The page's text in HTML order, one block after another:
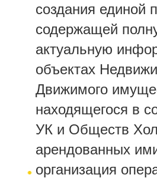
создания единой
содержащей
актуальную
объектах
Движимого
находящегося в
УК и Обществ
арендованных
организация